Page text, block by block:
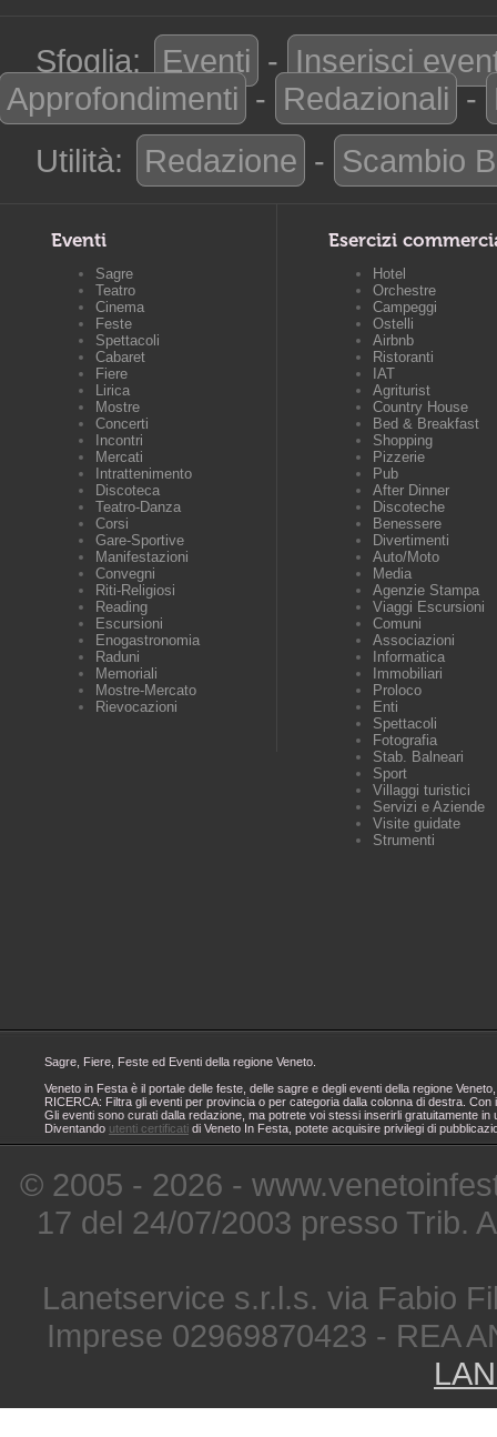
Sfoglia: Eventi - Inserisci
Approfondimenti - Redazionali -
Utilità:
Redazione - Scambio
Eventi
Sagre
Teatro
Cinema
Feste
Spettacoli
Cabaret
Fiere
Lirica
Mostre
Concerti
Incontri
Mercati
Intrattenimento
Discoteca
Teatro-Danza
Corsi
Gare-Sportive
Manifestazioni
Convegni
Riti-Religiosi
Reading
Escursioni
Enogastronomia
Raduni
Memoriali
Mostre-Mercato
Rievocazioni
Esercizi
Hotel
Orchestre
Campeggi
Ostelli
Airbnb
Ristoranti
IAT
Agriturist
Country House
Bed & Breakfast
Shopping
Pizzerie
Pub
After Dinner
Discoteche
Benessere
Divertimenti
Auto/Moto
Media
Agenzie Stampa
Viaggi Escursioni
Comuni
Associazioni
Informatica
Immobiliari
Proloco
Enti
Spettacoli
Fotografia
Stab. Balneari
Sport
Villaggi turistici
Servizi e Aziende
Visite guidate
Strumenti
Sagre, Fiere, Feste ed Eventi della regione Veneto.
Veneto in Festa è il portale delle feste, delle sagre e degli eventi della regione
RICERCA: Filtra gli eventi per provincia o per categoria dalla colonna di destra.
Gli eventi sono curati dalla redazione, ma potrete voi stessi inserirli gratuitamente
Diventando utenti certificati di Veneto In Festa, potete acquisire privilegi di
© 2005 - 2026 -
17 del 24/07/2003 presso Trib.
Lanetservice s.r.l.s. via Fabio
Imprese 02969870423 - REA